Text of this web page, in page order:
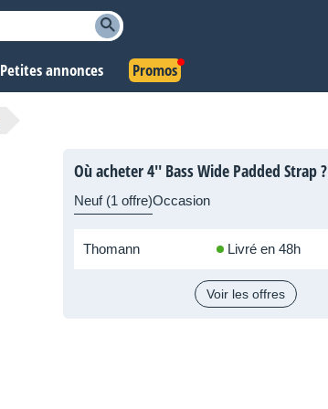
Petites annonces Promos
Où acheter 4'' Bass Wide Padded Strap ?
Neuf (1 offre)Occasion
Thomann Livré en 48h
Voir les offres